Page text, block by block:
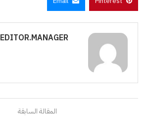
EDITOR.MANAGER
المقالة السابقة